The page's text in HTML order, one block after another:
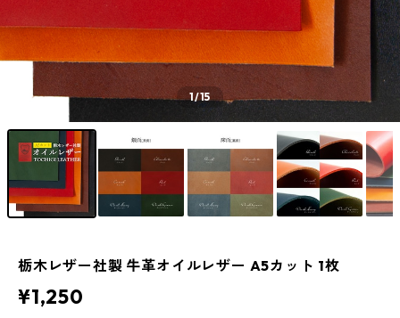
1/15
栃木レザー社製 牛革オイルレザー A5カット 1枚
¥1,250